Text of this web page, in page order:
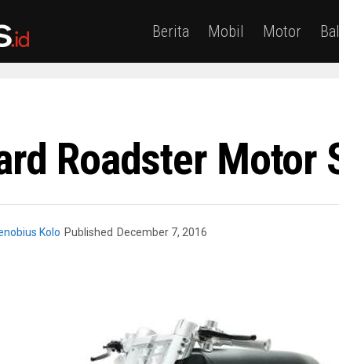
Berita Mobil Motor
Roadster Motor
Kolo Published December 7, 2016